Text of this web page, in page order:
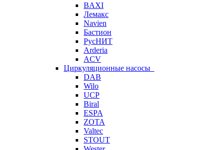
BAXI
Лемакс
Navien
Бастион
РусНИТ
Arderia
ACV
Циркуляционные насосы
DAB
Wilo
UCP
Biral
ESPA
ZOTA
Valtec
STOUT